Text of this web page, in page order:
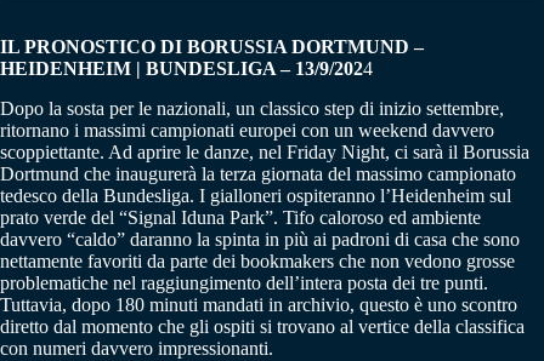
IL PRONOSTICO DI BORUSSIA DORTMUND –
HEIDENHEIM | BUNDESLIGA – 13/9/2024
Dopo la sosta per le nazionali, un classico step di inizio settembre,
ritornano i massimi campionati europei con un weekend davvero
scoppiettante. Ad aprire le danze, nel Friday Night, ci sarà il Borussia
Dortmund che inaugurerà la terza giornata del massimo campionato
tedesco della Bundesliga. I gialloneri ospiteranno l’Heidenheim sul
prato verde del “Signal Iduna Park”. Tifo caloroso ed ambiente
davvero “caldo” daranno la spinta in più ai padroni di casa che sono
nettamente favoriti da parte dei bookmakers che non vedono grosse
problematiche nel raggiungimento dell’intera posta dei tre punti.
Tuttavia, dopo 180 minuti mandati in archivio, questo è uno scontro
diretto dal momento che gli ospiti si trovano al vertice della classifica
con numeri davvero impressionanti.